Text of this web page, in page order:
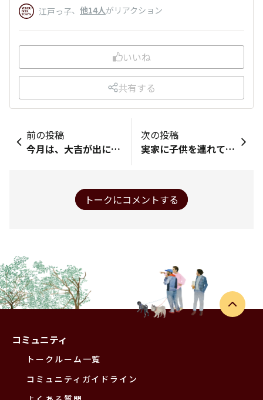
江戸っ子、 他14人がリアクション
いいね
共有する
前の投稿
今月は、大吉が出にくい？？
次の投稿
実家に子供を連れて行きました 私は頻繁に行きますが子供は久しぶりです 「大きくなったねぇ」いつものご挨拶の母😅 庭ではツツジが嫣然と迎えてくれていて、この季節ならではの安心感があります😆
トークにコメントする
コミュニティ
トークルーム一覧
コミュニティガイドライン